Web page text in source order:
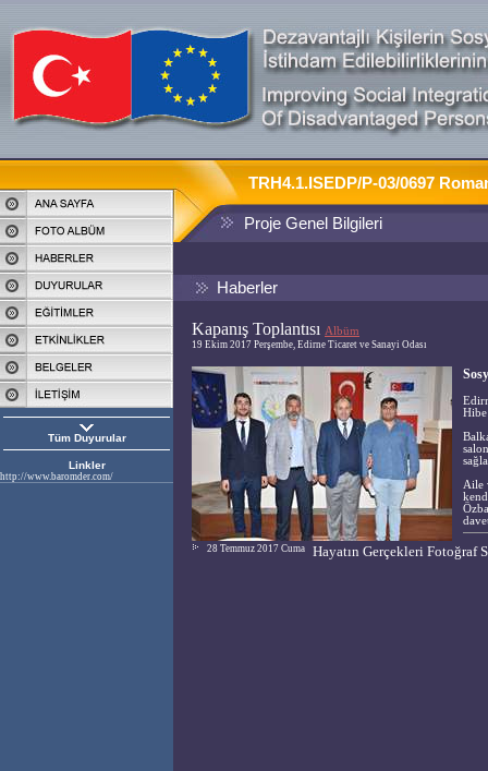
Tüm Duyurular
Linkler
http://www.baromder.com/
TRH4.1.ISEDP/P-03/0697
Proje Genel Bilgileri
Haberler
Kapanış Toplantısı Albüm
19 Ekim 2017 Perşembe, Edirne Ticaret ve Sanayi Odası
Hibe
Aile
28 Temmuz 2017 Cuma Hayatın Gerçekleri Fotoğraf